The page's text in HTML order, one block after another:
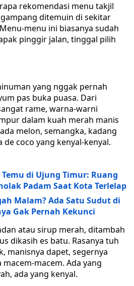
rekomendasi menu takjil
ditemuin di sekitar
menu ini biasanya sudah
pinggir jalan, tinggal pilih
yang nggak pernah
pas buka puasa. Dari
rame, warna-warni
dalam kuah merah manis
melon, semangka, kadang
de coco yang kenyal-kenyal.
di Ujung Timur: Ruang
Padam Saat Kota Terlelap
Malam? Ada Satu Sudut di
Gak Pernah Kekunci
atau sirup merah, ditambah
dikasih es batu. Rasanya tuh
manisnya dapet, segernya
macem. Ada yang
ada yang kenyal.